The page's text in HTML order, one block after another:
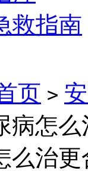
救指南
页 >
病怎
么治更